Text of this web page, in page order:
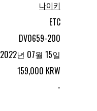
나이키
ETC
DV0659-200
2022년 07월 15일
159,000 KRW
-